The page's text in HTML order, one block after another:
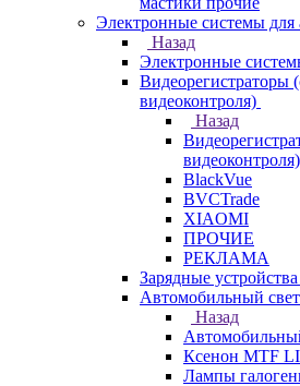
Электронные системы для
Назад
Электронные
Видеорегистраторы
видеоконтроля)
Назад
видеоконтроля)
BlackVue
BVCTrade
XIAOMI
ПРОЧИЕ
РЕКЛАМА
Зарядные
Автомобильный свет
Назад
Ксенон MTF
Лампы